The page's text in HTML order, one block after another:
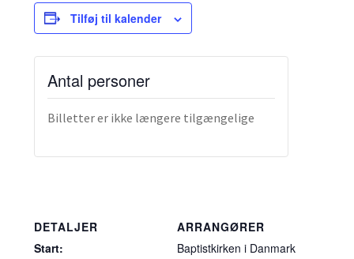
Tilføj til kalender
DETALJER
Start:
ARRANGØRER
Baptistkirken i Danmark
Antal personer
Billetter er ikke længere tilgængelige